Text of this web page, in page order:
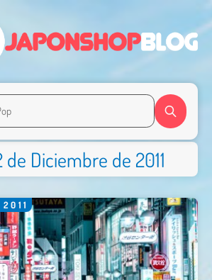
de Diciembre de 2011
2011